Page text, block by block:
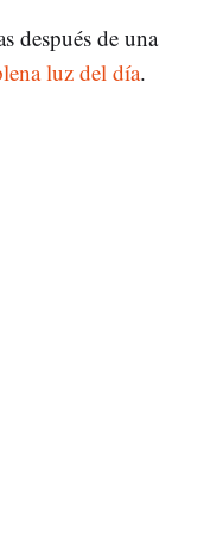
después de una
luz del día.